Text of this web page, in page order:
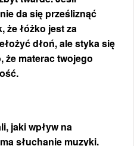
da się prześliznąć
że łóżko jest za
dłoń, ale styka się
że materac twojego
jaki wpływ na
słuchanie muzyki.